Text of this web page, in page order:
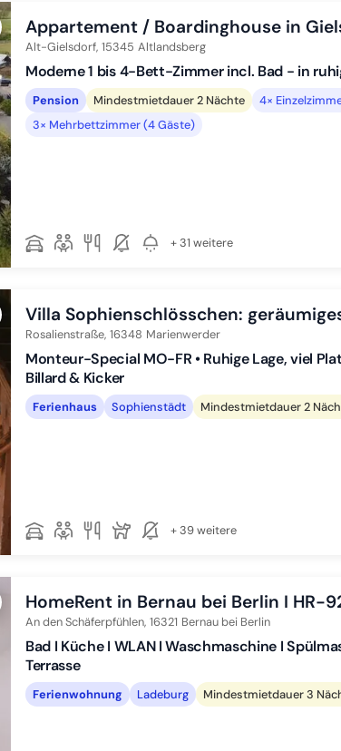
Appartement / Boardinghouse in
Alt-Gielsdorf, 15345 Altlandsberg
Moderne 1 bis 4-Bett-Zimmer incl. Bad - in
Pension Mindestmietdauer 2 Nächte 4×
3× Mehrbettzimmer (4 Gäste)
+ 31 weitere
Villa Sophienschlösschen:
Rosalienstraße, 16348 Marienwerder
Monteur-Special MO-FR • Ruhige Lage, viel
Billard & Kicker
Ferienhaus Sophienstädt Mindestmietdauer 2
+ 39 weitere
HomeRent in Bernau bei Berlin I HR-
An den Schäferpfühlen, 16321 Bernau bei Berlin
Bad I Küche I WLAN I Waschmaschine I
Terrasse
Ferienwohnung Ladeburg Mindestmietdauer 3